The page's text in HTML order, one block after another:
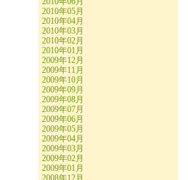
2010年05月
2010年04月
2010年03月
2010年02月
2010年01月
2009年12月
2009年11月
2009年10月
2009年09月
2009年08月
2009年07月
2009年06月
2009年05月
2009年04月
2009年03月
2009年02月
2009年01月
2008年12月